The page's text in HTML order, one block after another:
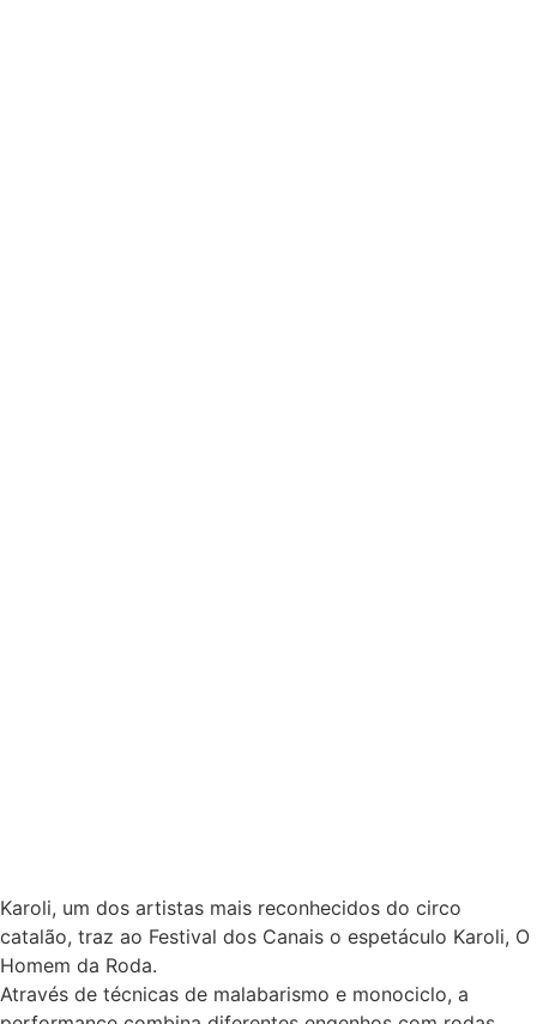
Karoli, um dos artistas mais reconhecidos do circo
catalão, traz ao Festival dos Canais o espetáculo Karoli, O
Homem da Roda.
Através de técnicas de malabarismo e monociclo, a